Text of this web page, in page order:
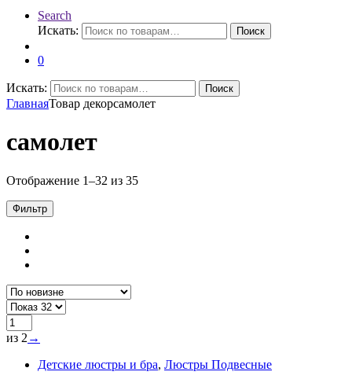
Search
Искать:
Поиск
0
Искать: Поиск
ГлавнаяТовар декорсамолет
самолет
Отображение 1–32 из 35
Фильтр
из 2 →
Детские люстры и бра, Люстры Подвесные